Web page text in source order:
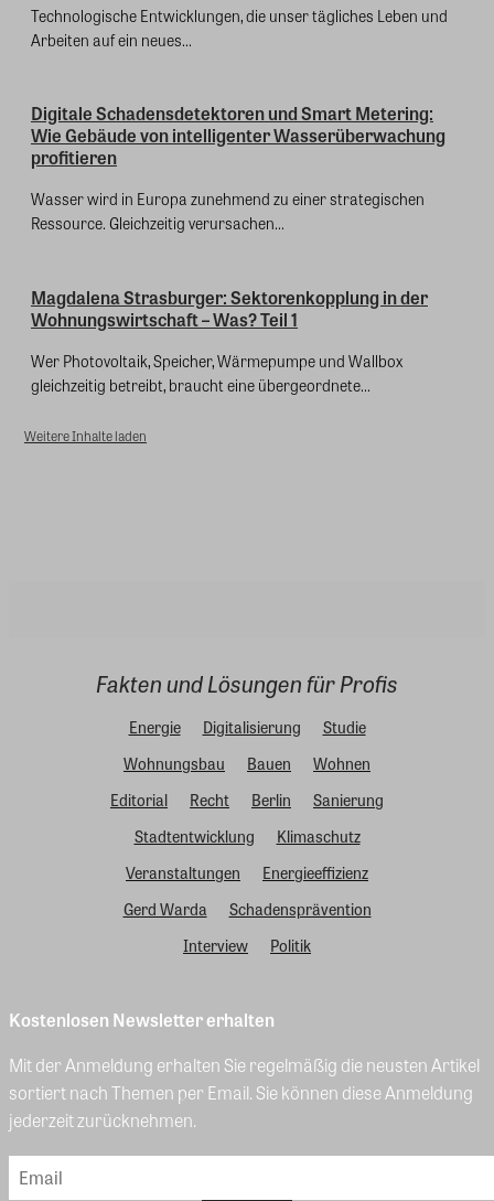
Technologische Entwicklungen, die unser tägliches Leben und
Arbeiten auf ein neues...
Digitale Schadensdetektoren und Smart Metering:
Wie Gebäude von intelligenter Wasserüberwachung
profitieren
Wasser wird in Europa zunehmend zu einer strategischen
Ressource. Gleichzeitig verursachen...
Magdalena Strasburger: Sektorenkopplung in der
Wohnungswirtschaft – Was? Teil 1
Wer Photovoltaik, Speicher, Wärmepumpe und Wallbox
gleichzeitig betreibt, braucht eine übergeordnete...
Weitere Inhalte laden
Fakten und Lösungen für Profis
Energie Digitalisierung
Studie
Wohnungsbau
Bauen
Wohnen
Editorial
Recht Berlin
Sanierung
Stadtentwicklung
Klimaschutz
Veranstaltungen
Energieeffizienz
Gerd Warda
Schadensprävention
Interview
Politik
Kostenlosen Newsletter erhalten
Mit der Anmeldung erhalten Sie regelmäßig die neusten Artikel
sortiert nach Themen per Email. Sie können diese Anmeldung
jederzeit zurücknehmen.